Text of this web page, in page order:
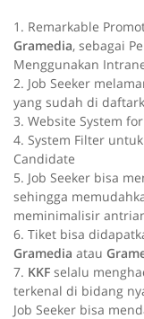
1. Remarkable
Gramedia, sebagai
Menggunakan
2. Job Seeker
yang sudah di
3. Website System
4. System Filter
Candidate
5. Job Seeker bisa
sehingga
meminimalisir
6. Tiket bisa
Gramedia atau
7. KKF selalu
terkenal di bidang
Job Seeker bisa